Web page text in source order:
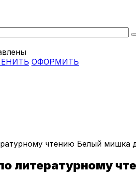
ОФОРМИТЬ
чтению Белый мишка
литературному